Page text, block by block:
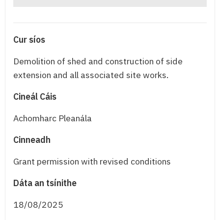
Cur síos
Demolition of shed and construction of side
extension and all associated site works.
Cineál Cáis
Achomharc Pleanála
Cinneadh
Grant permission with revised conditions
Dáta an tsínithe
18/08/2025